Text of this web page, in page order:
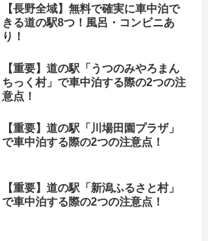
【長野全域】無料で確実に車中泊で
きる道の駅8つ！風呂・コンビニあ
り！
【重要】道の駅「うつのみやろまん
ちっく村」で車中泊する際の2つの注
意点！
【重要】道の駅「川場田園プラザ」
で車中泊する際の2つの注意点！
【重要】道の駅「新潟ふるさと村」
で車中泊する際の2つの注意点！